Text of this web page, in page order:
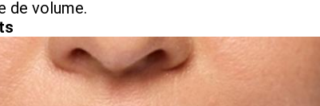
de volume.